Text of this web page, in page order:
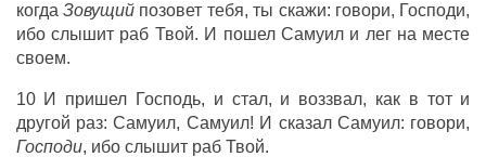
когдаЗовущий позовет тебя, ты скажи: говори, Господи,
ибослышит раб Твой. И пошел Самуили легна месте
своем.
10 И пришел Господь, и стал, и воззвал, как в тот и
другой раз:Самуил, Самуил! И сказал Самуил: говори,
Господи, ибо слышит рабТвой.